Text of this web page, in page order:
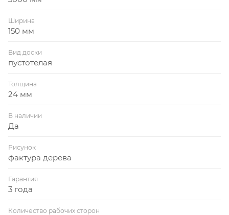
Ширина
150 мм
Вид доски
пустотелая
Толщина
24 мм
В наличии
Да
Рисунок
фактура дерева
Гарантия
3 года
Количество рабочих сторон